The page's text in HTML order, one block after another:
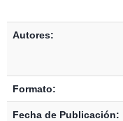
Autores:
Formato:
Fecha de Publicación: